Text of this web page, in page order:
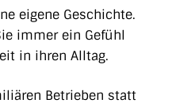
eigene Geschichte.
immer ein Gefühl
in ihren Alltag.
Betrieben statt